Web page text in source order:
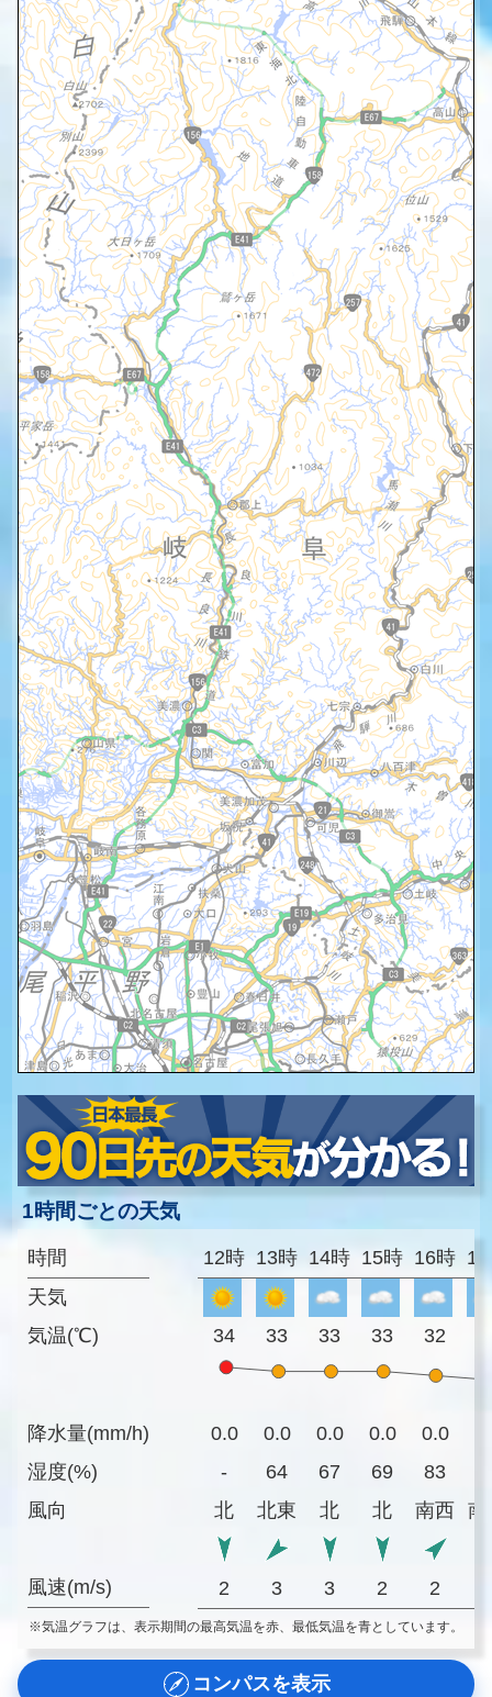
1時間ごとの天気
時間
天気
気温(℃)
降水量(mm/h)
湿度(%)
風向
風速(m/s)
12時 13時 14時 15時 16時
34 33 33 33 32
0.0 0.0 0.0 0.0 0.0
-
64 67 69 83
北
北東 北 北 南西 南
2 3 3 2 2
※気温グラフは、表示期間の最高気温を赤、最低気温を青としています。
コンパスを表示